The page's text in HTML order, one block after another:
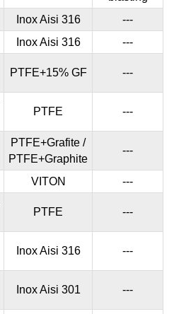
Inox Aisi 316
---
Inox Aisi 316 ---
PTFE+15% GF ---
PTFE ---
PTFE+Grafite /
PTFE+Graphite
---
VITON ---
PTFE ---
Inox Aisi 316 ---
Inox Aisi 301 ---